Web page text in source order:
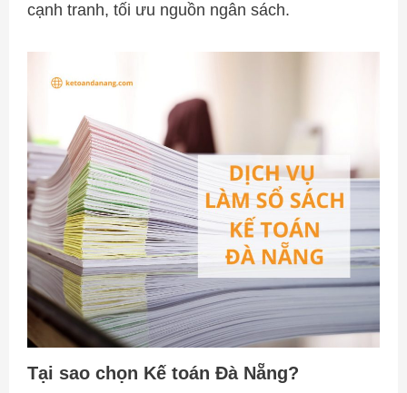
cạnh tranh, tối ưu nguồn ngân sách.
Tại sao chọn Kế toán Đà Nẵng?